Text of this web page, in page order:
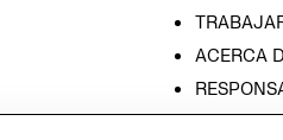
ACERCA
PRENSA